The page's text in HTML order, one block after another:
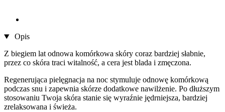
Opis
Z biegiem lat odnowa komórkowa skóry coraz bardziej słabnie,
przez co skóra traci witalność, a cera jest blada i zmęczona.
Regenerująca pielęgnacja na noc stymuluje odnowę komórkową
podczas snu i zapewnia skórze dodatkowe nawilżenie. Po dłuższym
stosowaniu Twoja skóra stanie się wyraźnie jędrniejsza, bardziej
zrelaksowana i świeża.